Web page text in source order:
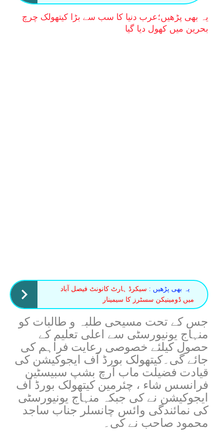
یہ بھی پڑھیں؛ عرب دنیا کا سب سے بڑا کیتھولک چرچ
بحرین میں کھول دیا گیا
یہ بھی پڑھیں : سیکرڈ ہارٹ کانونٹ فیصل آباد
میں ڈومینیکن سسٹرز کا سیمینار
جس کے تحت مسیحی طلبہ و طالبات کو
منہاج یونیورسٹی سے اعلی تعلیم کے
حصول کیلئے خصوصی رعایت فراہم کی
جائے گی۔کیتھولک بورڈ آف ایجوکیشن کی
قیادت فضیلت ماب آرچ بشپ سبیسٹین
فرانسس شاء ، چئرمین کیتھولک بورڈ آف
ایجوکیشن نے کی جبکہ منہاج یونیورسٹی
کی نمائندگی وائس چانسلر جناب ساجد
محمود صاحب نے کی۔